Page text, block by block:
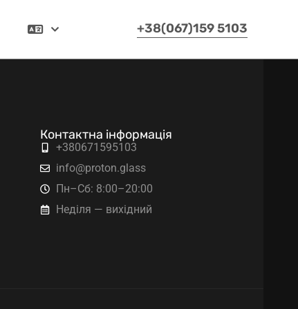
Українська +38(067)159 5103
Контактна інформація
+380671595103
info@proton.glass
Пн–Сб: 8:00–20:00
Неділя — вихідний